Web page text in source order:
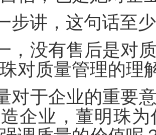
步讲，这句话至
，没有售后是对
对质量管理的理
对于企业的重要
企业，董明珠